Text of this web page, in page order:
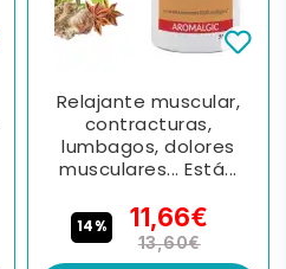
Relajante muscular,
contracturas,
lumbagos, dolores
musculares... Está...
14% 11,66€
13,60€